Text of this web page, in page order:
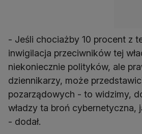
- Jeśli chociażby 10 procent z
inwigilacja przeciwników tej
niekoniecznie polityków, ale
dziennikarzy, może
pozarządowych - to widzimy,
władzy ta broń cybernetyczna,
- dodał.